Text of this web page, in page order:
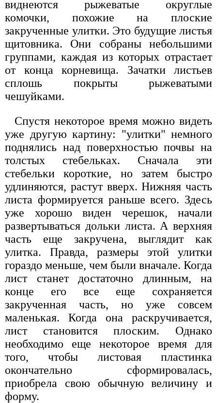
виднеются рыжеватые округлые
комочки, похожие на плоские
закрученные улитки. Это будущие листья
щитовника. Они собраны небольшими
группами, каждая из которых отрастает
от конца корневища. Зачатки листьев
сплошь покрыты рыжеватыми
чешуйками.
Спустя некоторое время можно видеть
уже другую картину: "улитки" немного
поднялись над поверхностью почвы на
толстых стебельках. Сначала эти
стебельки короткие, но затем быстро
удлиняются, растут вверх. Нижняя часть
листа формируется раньше всего. Здесь
уже хорошо виден черешок, начали
развертываться дольки листа. А верхняя
часть еще закручена, выглядит как
улитка. Правда, размеры этой улитки
гораздо меньше, чем были вначале. Когда
лист станет достаточно длинным, на
конце его все еще сохраняется
закрученная часть, но уже совсем
маленькая. Когда она раскручивается,
лист становится плоским. Однако
необходимо еще некоторое время для
того, чтобы листовая пластинка
окончательно сформировалась,
приобрела свою обычную величину и
форму.